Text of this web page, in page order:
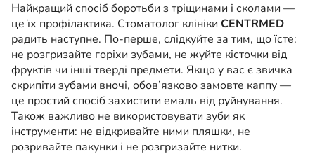
Найкращий спосіб боротьби з тріщинами і сколами —
це їх профілактика. Стоматолог клініки CENTRMED
радить наступне. По-перше, слідкуйте за тим, що їсте:
не розгризайте горіхи зубами, не жуйте кісточки від
фруктів чи інші тверді предмети. Якщо у вас є звичка
скрипіти зубами вночі, обов’язково замовте каппу —
це простий спосіб захистити емаль від руйнування.
Також важливо не використовувати зуби як
інструменти: не відкривайте ними пляшки, не
розривайте пакунки і не розгризайте нитки.